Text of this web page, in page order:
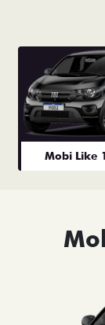
Mobi Like